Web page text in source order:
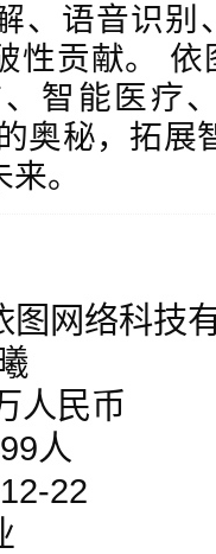
、语音识别
性贡献。
智能医疗
奥秘，拓展
。
图网络科技
人民币
人
22